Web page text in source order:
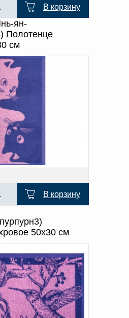
В корзину
ян-
Полотенце
см
В корзину
50х30 см